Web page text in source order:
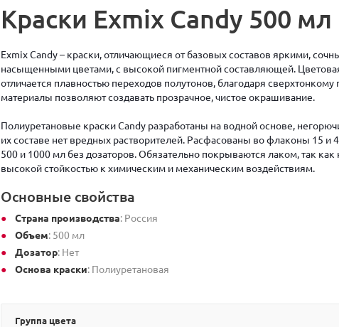
Краски Exmix Candy 500
Exmix Candy – краски, отличающиеся от базовых составов яркими,
насыщенными цветами, с высокой пигментной составляющей.
отличается плавностью переходов полутонов, благодаря
материалы позволяют создавать прозрачное, чистое окрашивание.
Полиуретановые краски Candy разработаны на водной основе,
их составе нет вредных растворителей. Расфасованы во флаконы 15 и
500 и 1000 мл без дозаторов. Обязательно покрываются лаком, так как
высокой стойкостью к химическим и механическим воздействиям.
Основные свойства
Страна производства: Россия
Объем: 500 мл
Дозатор: Нет
Основа краски: Полиуретановая
Группа цвета